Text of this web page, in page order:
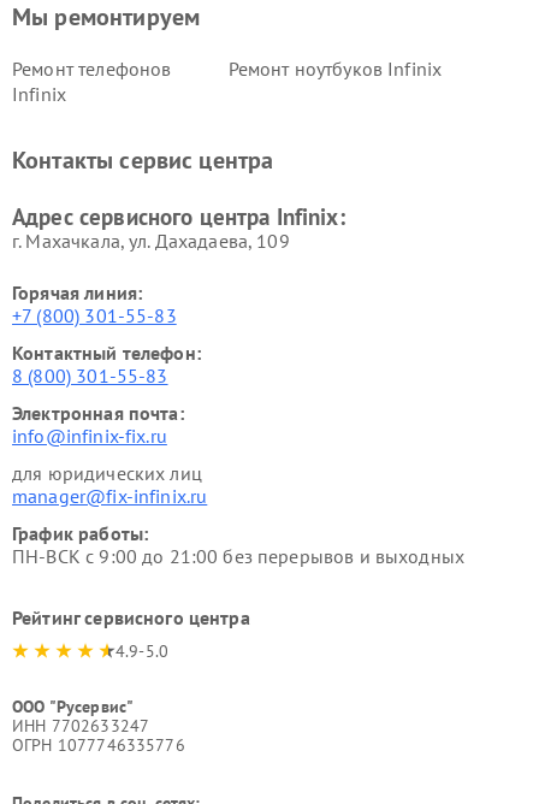
Мы ремонтируем
Ремонт телефонов
Infinix
Ремонт ноутбуков Infinix
Контакты сервис центра
Адрес сервисного центра Infinix:
г. Махачкала, ул. Дахадаева, 109
Горячая линия:
+7 (800) 301-55-83
Контактный телефон:
8 (800) 301-55-83
Электронная почта:
info@infinix-fix.ru
для юридических лиц
manager@fix-infinix.ru
График работы:
ПН-ВСК с 9:00 до 21:00 без перерывов и выходных
Рейтинг сервисного центра
4.9-5.0
ООО "Русервис"
ИНН 7702633247
ОГРН 1077746335776